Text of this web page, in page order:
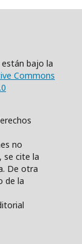
bajo la
Commons
no
se cite la
De otra
de la